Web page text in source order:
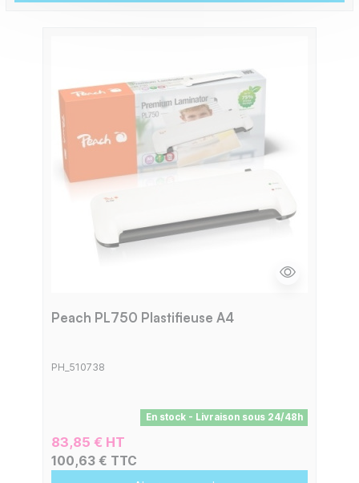
Peach PL750 Plastifieuse A4
PH_510738
En stock - Livraison sous 24/48h
83,85 € HT
100,63 € TTC